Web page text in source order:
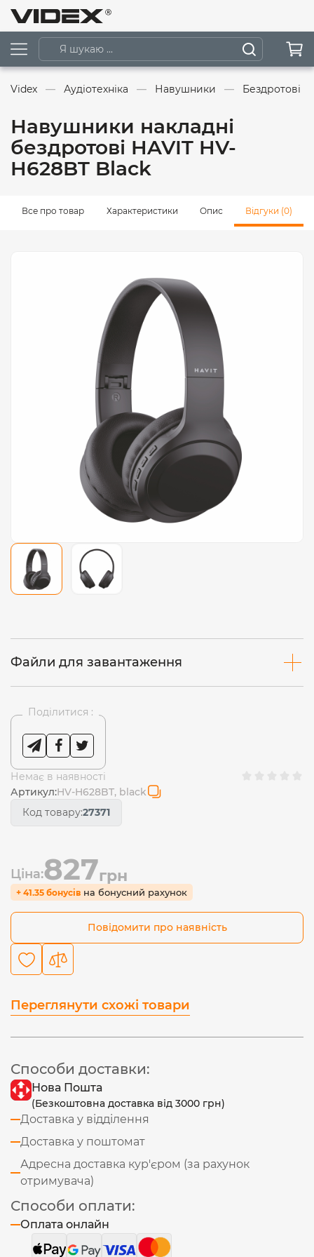
Videx Аудіотехніка Навушники Бездротові
Навушники накладні
бездротові HAVIT HV-
H628BT Black
Все про товар Характеристики Опис Відгуки (0)
Файли для завантаження
Поділитися :
Немає в наявності
Артикул:HV-H628BT, black
Код товару:27371
Ціна:827грн
+ 41.35 бонусів на бонусний рахунок
Повідомити про наявність
Переглянути схожі товари
Способи доставки:
Нова Пошта
(Безкоштовна доставка від 3000 грн)
Доставка у відділення
Доставка у поштомат
Адресна доставка кур'єром (за рахунок
отримувача)
Способи оплати:
Оплата онлайн